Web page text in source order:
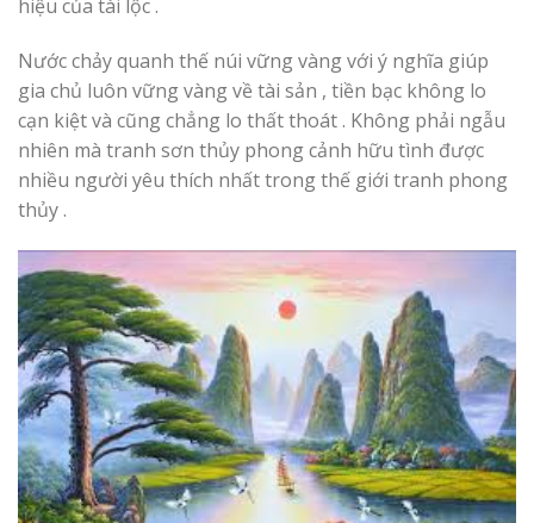
hiệu của tài lộc .
Nước chảy quanh thế núi vững vàng với ý nghĩa giúp
gia chủ luôn vững vàng về tài sản , tiền bạc không lo
cạn kiệt và cũng chẳng lo thất thoát . Không phải ngẫu
nhiên mà tranh sơn thủy phong cảnh hữu tình được
nhiều người yêu thích nhất trong thế giới tranh phong
thủy .